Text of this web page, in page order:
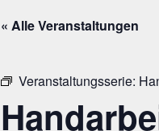
« Alle Veranstaltungen
Veranstaltungsserie: